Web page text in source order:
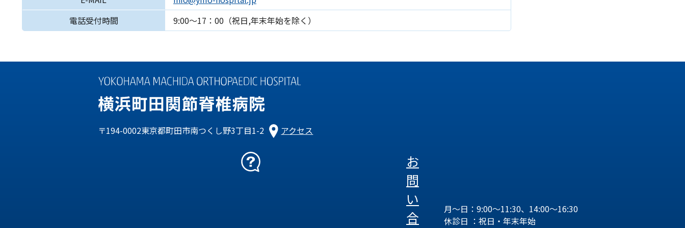
電話受付時間
9:00～17：00（祝日,年末年始を除く）
〒194-0002東京都町田市南つくし野3丁目1-2 アクセス
お
問
い
合
月～日：9:00～11:30、14:00～16:30
休診日 ：祝日・年末年始